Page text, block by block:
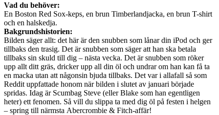
Vad du behöver:
En Boston Red Sox-keps, en brun Timberlandjacka, en brun T-shirt
och en halskedja.
Bakgrundshistorien:
Bilden säger allt: det här är den snubben som lånar din iPod och ger
tillbaks den trasig. Det är snubben som säger att han ska betala
tillbaks sin skuld till dig – nästa vecka. Det är snubben som röker
upp allt ditt gräs, dricker upp all din öl och undrar om han kan få ta
en macka utan att någonsin bjuda tillbaks. Det var i allafall så som
Reddit uppfattade honom när bilden i slutet av januari började
spridas. Idag är Scumbag Steve (eller Blake som han egentligen
heter) ett fenomen. Så vill du slippa ta med dig öl på festen i helgen
– spring till närmsta Abercrombie & Fitch-affär!